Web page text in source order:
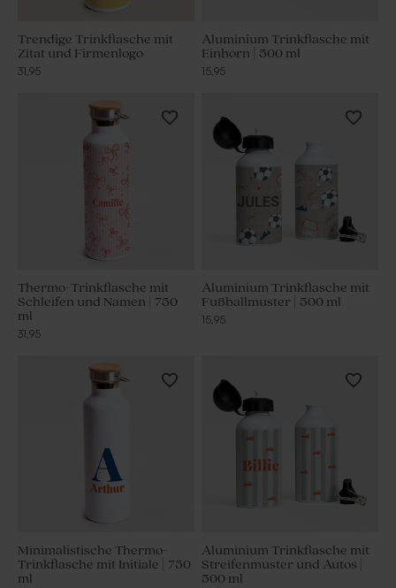
Trendige Trinkflasche mit
Zitat und Firmenlogo
31,95
Aluminium Trinkflasche mit
Einhorn | 500 ml
15,95
Thermo-Trinkflasche mit
Schleifen und Namen | 750
ml
31,95
Aluminium Trinkflasche mit
Fußballmuster | 500 ml
15,95
Minimalistische Thermo-
Trinkflasche mit Initiale | 750
ml
Aluminium Trinkflasche mit
Streifenmuster und Autos |
500 ml